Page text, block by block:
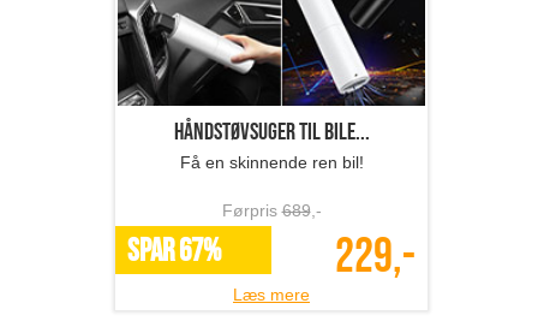
Håndstøvsuger til bile...
Få en skinnende ren bil!
Førpris689,-
SPAR 67% 229,-
Læs mere